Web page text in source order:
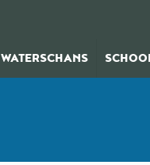
WATERSCHANS